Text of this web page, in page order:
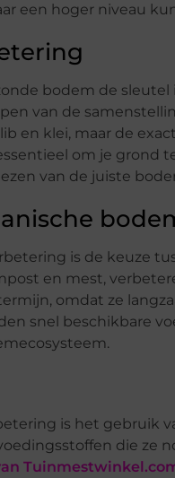
een hoger niveau
bodem de
van de
en klei, maar de
om je grond
van de juiste
is de keuze
en mest,
omdat ze
snel beschikbare
is het gebruik
die ze